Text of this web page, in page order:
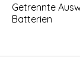
Getrennte
Batterien